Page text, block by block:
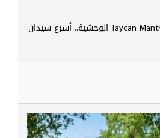
بورشه تطلق Taycan Manthey Kit الوحشية.. أسرع سيدان